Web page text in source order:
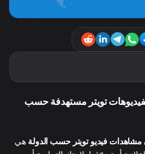
تويتر مستهدفة حسب
مشاهدات فيديو تويتر حسب الدولة هي